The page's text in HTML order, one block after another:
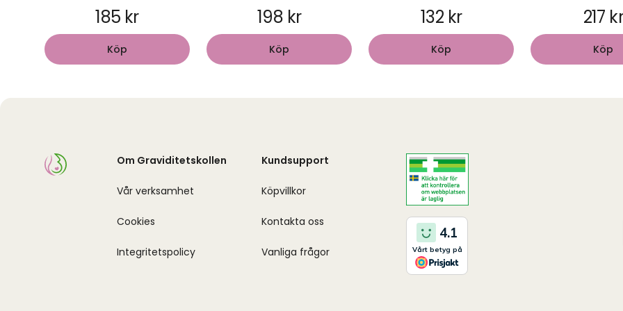
185 kr
Köp
198 kr
Köp
132 kr
Köp
217
Köp
Om Graviditetskollen
Vår verksamhet
Cookies
Integritetspolicy
Kundsupport
Köpvillkor
Kontakta oss
Vanliga frågor